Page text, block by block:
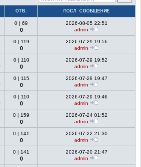
ОТВ. ПОСЛ. СООБЩЕНИЕ
0 | 69
0
2026-08-05 22:51
admin
0 | 119
0
2026-07-29 19:56
admin
0 | 110
0
2026-07-29 19:52
admin
0 | 115
0
2026-07-29 19:47
admin
0 | 110
0
2026-07-29 19:46
admin
0 | 159
0
2026-07-24 01:52
admin
0 | 141
0
2026-07-22 21:30
admin
0 | 141
0
2026-07-20 21:47
admin